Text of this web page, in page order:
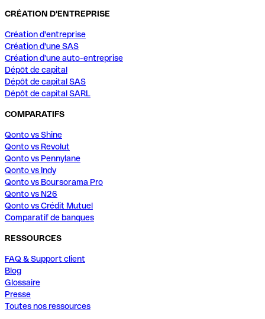
CRÉATION D'ENTREPRISE
Création d'entreprise
Création d'une SAS
Création d'une auto-entreprise
Dépôt de capital
Dépôt de capital SAS
Dépôt de capital SARL
COMPARATIFS
Qonto vs Shine
Qonto vs Revolut
Qonto vs Pennylane
Qonto vs Indy
Qonto vs Boursorama Pro
Qonto vs N26
Qonto vs Crédit Mutuel
Comparatif de banques
RESSOURCES
FAQ & Support client
Blog
Glossaire
Presse
Toutes nos ressources